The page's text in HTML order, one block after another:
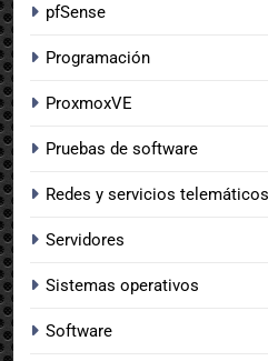
pfSense
Programación
ProxmoxVE
Pruebas de software
Redes y servicios telemáticos
Servidores
Sistemas operativos
Software